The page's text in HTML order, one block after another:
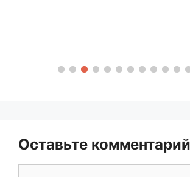
Оставьте комментарий